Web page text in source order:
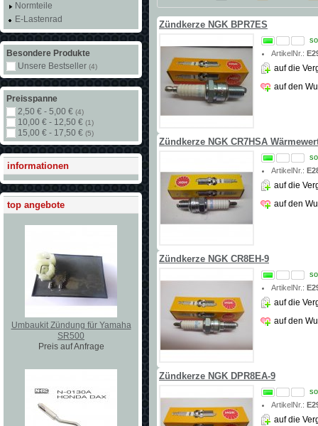
Zündkerze NGK BPR7ES
ArtikelNr.:
auf die
auf den
Zündkerze NGK CR7HSA
ArtikelNr.:
auf die
auf den
Zündkerze NGK CR8EH-9
ArtikelNr.:
auf die
auf den
Zündkerze NGK DPR8EA-9
ArtikelNr.:
auf die
Normteile
E-Lastenrad
Besondere Produkte
Unsere Bestseller (4)
Preisspanne
2,50 € - 5,00 € (4)
10,00 € - 12,50 € (1)
15,00 € - 17,50 € (5)
informationen
top angebote
Umbaukit Zündung für Yamaha
SR500
Preis auf Anfrage